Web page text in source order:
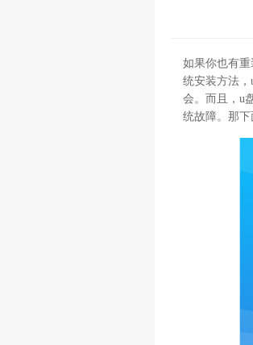
如果你也有
统安装方法
会。而且，u
统故障。那下